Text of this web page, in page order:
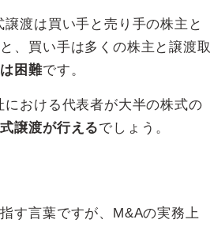
渡は買い手と売り手の株主と
、買い手は多くの株主と譲渡取
困難です。
おける代表者が大半の株式の
譲渡が行えるでしょう。
す言葉ですが、M&Aの実務上